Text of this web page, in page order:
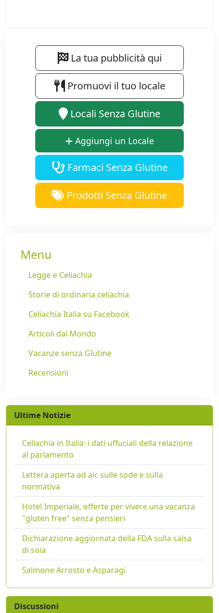
La tua pubblicità qui
Promuovi il tuo locale
Locali Senza Glutine
Aggiungi un Locale
Farmaci Senza Glutine
Prodotti Senza Glutine
Menu
Legge e Celiachia
Storie di ordinaria celiachia
Celiachia Italia su Facebook
Articoli dal Mondo
Vacanze senza Glutine
Recensioni
Ultime Notizie
Celiachia in Italia: i dati uffuciali della relazione
al parlamento
Lettera aperta ad aic sulle sode e sulla
normativa
Hotel Imperiale, offerte per vivere una vacanza
"gluten free" senza pensieri
Dichiarazione aggiornata della FDA sulla salsa
di soia
Salmone Arrosto e Asparagi
Discussioni